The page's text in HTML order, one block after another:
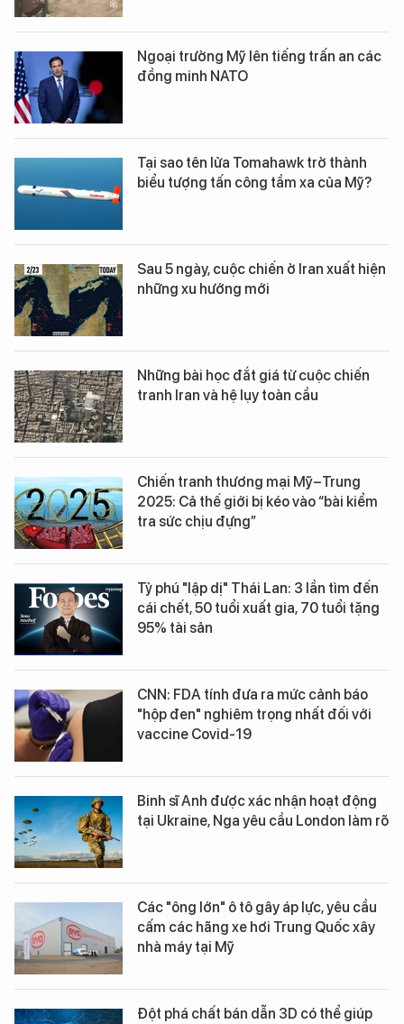
Ngoại trưởng Mỹ lên tiếng trấn an các
đồng minh NATO
Tại sao tên lửa Tomahawk trở thành
biểu tượng tấn công tầm xa của Mỹ?
Sau 5 ngày, cuộc chiến ở Iran xuất hiện
những xu hướng mới
Những bài học đắt giá từ cuộc chiến
tranh Iran và hệ lụy toàn cầu
Chiến tranh thương mại Mỹ–Trung
2025: Cả thế giới bị kéo vào “bài kiểm
tra sức chịu đựng”
Tỷ phú "lập dị" Thái Lan: 3 lần tìm đến
cái chết, 50 tuổi xuất gia, 70 tuổi tặng
95% tài sản
CNN: FDA tính đưa ra mức cảnh báo
"hộp đen" nghiêm trọng nhất đối với
vaccine Covid-19
Binh sĩ Anh được xác nhận hoạt động
tại Ukraine, Nga yêu cầu London làm rõ
Các "ông lớn" ô tô gây áp lực, yêu cầu
cấm các hãng xe hơi Trung Quốc xây
nhà máy tại Mỹ
Đột phá chất bán dẫn 3D có thể giúp